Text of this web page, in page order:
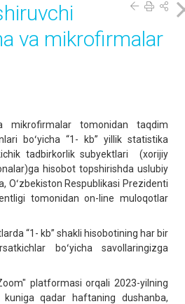
va mikrofirmalar
tomonidan taqdim
boʻyicha “1- kb” yillik statistika
tadbirkorlik subyektlari (xorijiy
hisobot topshirishda uslubiy
Oʻzbekiston Respublikasi Prezidenti
tomonidan on-line muloqotlar
“1- kb” shakli hisobotining har bir
boʻyicha savollaringizga
platformasi orqali 2023-yilning
kuniga qadar haftaning dushanba,